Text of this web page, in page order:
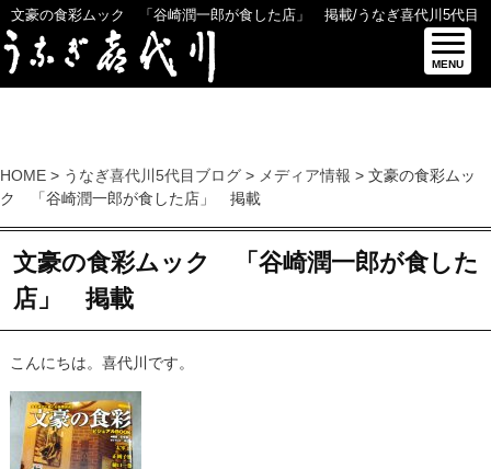
文豪の食彩ムック 「谷崎潤一郎が食した店」 掲載/うなぎ喜代川5代目
ブログ
MENU
HOME > うなぎ喜代川5代目ブログ > メディア情報 > 文豪の食彩ムッ
ク 「谷崎潤一郎が食した店」 掲載
文豪の食彩ムック 「谷崎潤一郎が食した
店」 掲載
こんにちは。喜代川です。